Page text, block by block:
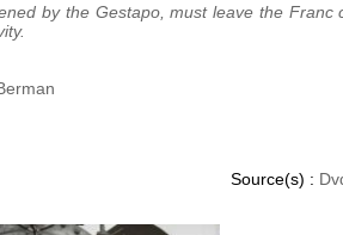
by the Gestapo, must leave the
Source(s) :